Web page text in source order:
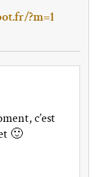
?m=1
c’est
🙂